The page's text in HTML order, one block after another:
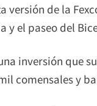
versión de la
y el paseo del
inversión que
comensales y